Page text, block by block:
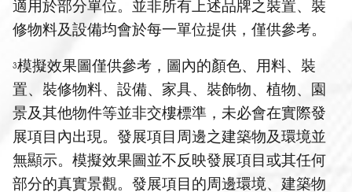
適用於部分單位。並非所有上述品牌之裝置、裝
修物料及設備均會於每一單位提供，僅供參考。
3模擬效果圖僅供參考，圖內的顏色、用料、裝
置、裝修物料、設備、家具、裝飾物、植物、園
景及其他物件等並非交樓標準，未必會在實際發
展項目內出現。發展項目周邊之建築物及環境並
無顯示。模擬效果圖並不反映發展項目或其任何
部分的真實景觀。發展項目的周邊環境、建築物